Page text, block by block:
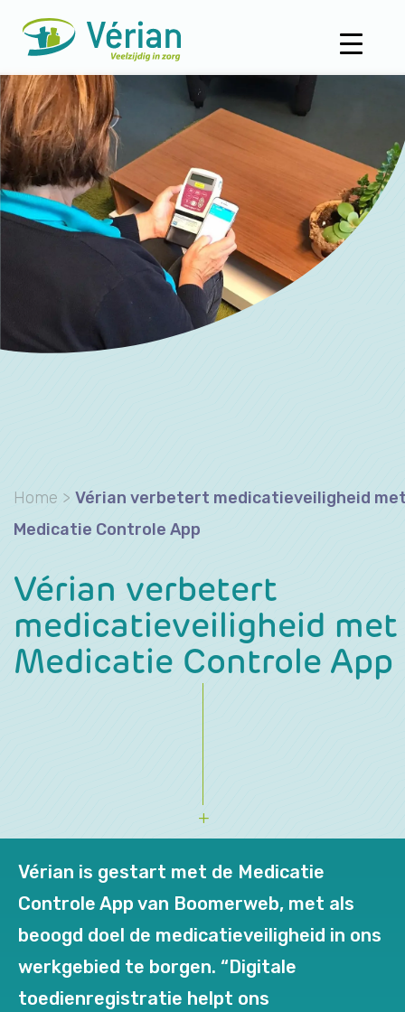
Home > ​Vérian verbetert medicatieveiligheid
Medicatie Controle App
​Vérian verbetert
medicatieveiligheid met
Medicatie Controle App
Vérian is gestart met de Medicatie
Controle App van Boomerweb, met als
beoogd doel de medicatieveiligheid in ons
werkgebied te borgen. “Digitale
toedienregistratie helpt ons